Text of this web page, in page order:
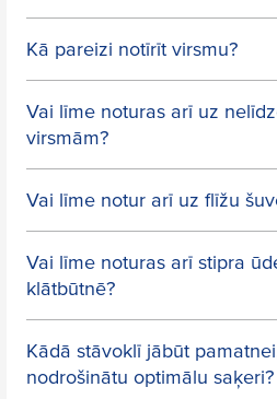
Kā pareizi notīrīt virsmu?
Vai līme noturas arī uz
virsmām?
Vai līme notur arī uz flīžu
Vai līme noturas arī stipra
klātbūtnē?
Kādā stāvoklī jābūt
nodrošinātu optimālu saķeri?